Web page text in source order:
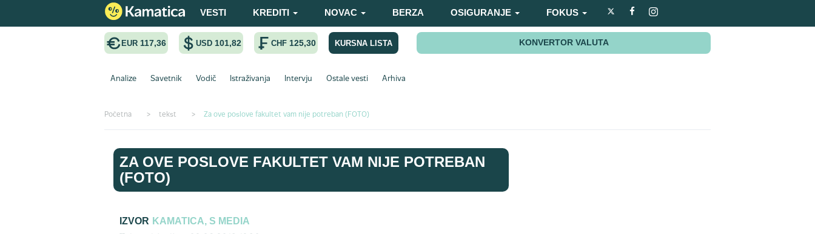
VESTI KREDITI NOVAC BERZA OSIGURANJE FOKUS
EUR 117,36 USD 101,82 CHF 125,30 KURSNA LISTA KONVERTOR VALUTA
Analize Savetnik Vodič Istraživanja Intervju Ostale vesti Arhiva
Početna > tekst > Za ove poslove fakultet vam nije potreban (FOTO)
ZA OVE POSLOVE FAKULTET VAM NIJE POTREBAN
(FOTO)
IZVOR KAMATICA, S MEDIA